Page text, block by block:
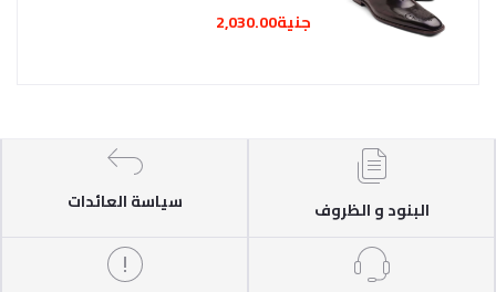
جنية2,030.00
البنود و الظروف سياسة العائدات